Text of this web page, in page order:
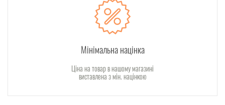
Мінімальна націнка
Ціна на товар в нашому магазині
виставлена з мін. націнкою